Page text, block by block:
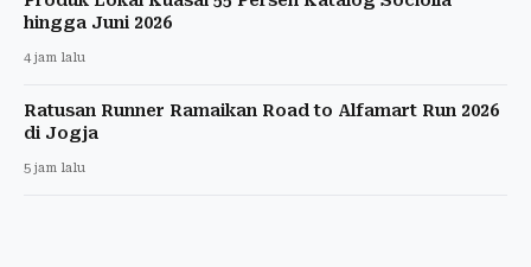
hingga Juni 2026
4 jam lalu
Ratusan Runner Ramaikan Road to Alfamart Run 2026
di Jogja
5 jam lalu